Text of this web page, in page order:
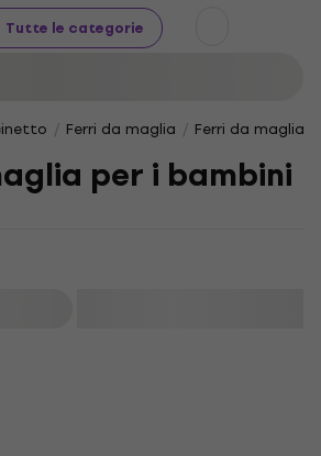
Tutte le categorie
Ferri da maglia Ferri da maglia
per i bambini